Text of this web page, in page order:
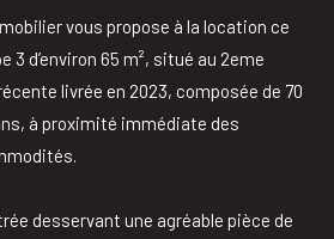
vous propose à la location ce
3 d’environ 65 m², situé au 2eme
livrée en 2023, composée de 70
à proximité immédiate des
desservant une agréable pièce de